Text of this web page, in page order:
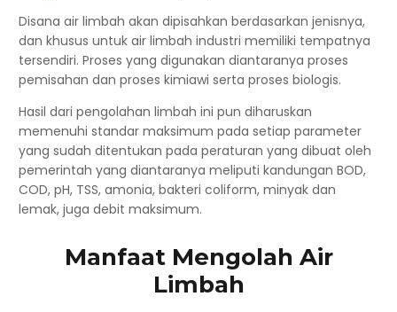
Disana air limbah akan dipisahkan berdasarkan jenisnya,
dan khusus untuk air limbah industri memiliki tempatnya
tersendiri. Proses yang digunakan diantaranya proses
pemisahan dan proses kimiawi serta proses biologis.
Hasil dari pengolahan limbah ini pun diharuskan
memenuhi standar maksimum pada setiap parameter
yang sudah ditentukan pada peraturan yang dibuat oleh
pemerintah yang diantaranya meliputi kandungan BOD,
COD, pH, TSS, amonia, bakteri coliform, minyak dan
lemak, juga debit maksimum.
Manfaat Mengolah Air
Limbah